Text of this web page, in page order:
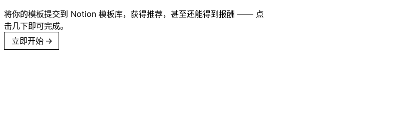
将你的模板提交到 Notion 模板库，获得推荐，甚至还能得到报酬 —— 点
击几下即可完成。
立即开始 →